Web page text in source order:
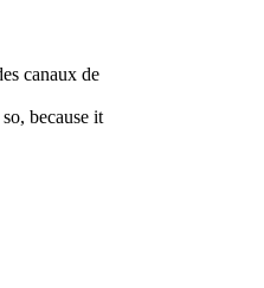
canaux de
because it